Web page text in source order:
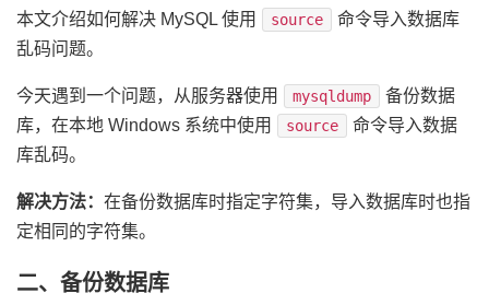
本文介绍如何解决 MySQL 使用 source
命令导入数据库
乱码问题。
今天遇到一个问题，从服务器使用 mysqldump
备份数据
库，在本地 Windows 系统中使用
source
命令导入数据
库乱码。
解决方法： 在备份数据库时指定字符集，导入数据库时也指
定相同的字符集。
二、备份数据库